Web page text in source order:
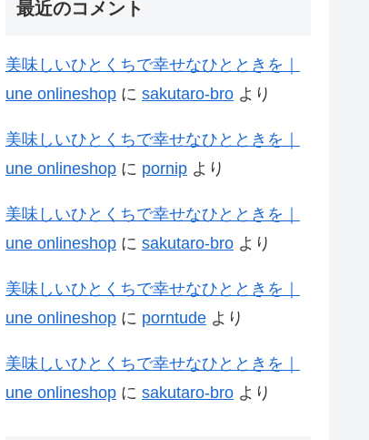
最近のコメント
美味しいひとくちで幸せなひとときを｜
une onlineshop に sakutaro-bro より
美味しいひとくちで幸せなひとときを｜
une onlineshop に pornip より
美味しいひとくちで幸せなひとときを｜
une onlineshop に sakutaro-bro より
美味しいひとくちで幸せなひとときを｜
une onlineshop に porntude より
美味しいひとくちで幸せなひとときを｜
une onlineshop に sakutaro-bro より